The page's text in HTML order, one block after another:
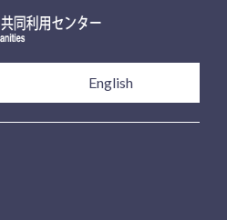
English